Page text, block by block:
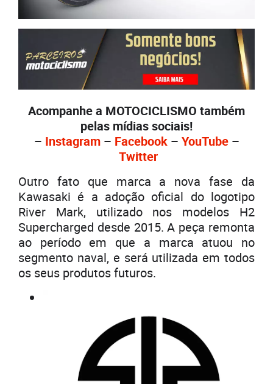
Acompanhe a MOTOCICLISMO também
pelas mídias sociais!
– Instagram– Facebook– YouTube–
Twitter
Outro fato que marca a nova fase da
Kawasaki é a adoção oficial do logotipo
River Mark, utilizado nos modelos H2
Supercharged desde 2015. A peça remonta
ao período em que a marca atuou no
segmento naval, e será utilizada em todos
os seus produtos futuros.